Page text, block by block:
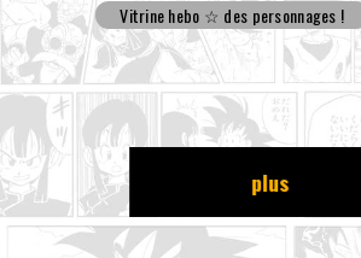
Vitrine hebo ☆ des personnages !
plus